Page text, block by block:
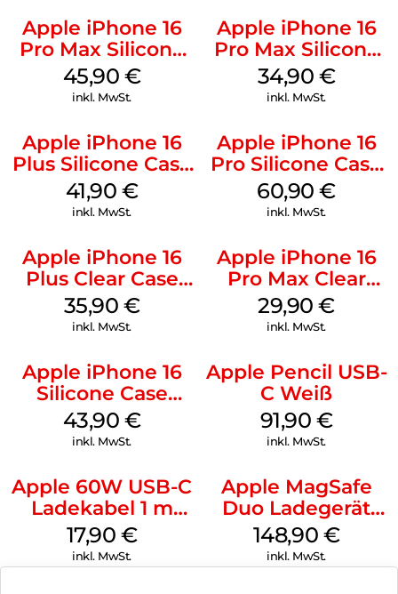
Apple iPhone 16
Pro Max Silicone
Case MagSafe
Ultramarine
45,90 €
inkl. MwSt.
Apple iPhone 16
Pro Max Silicone
Case MagSafe
Denim
34,90 €
inkl. MwSt.
Apple iPhone 16
Plus Silicone Case
MagSafe Stone
Gray
41,90 €
inkl. MwSt.
Apple iPhone 16
Pro Silicone Case
MagSafe Stone
Gray
60,90€
inkl. MwSt.
Apple iPhone 16
Plus Clear Case
MagSafe
Transparent
35,90 €
inkl. MwSt.
Apple iPhone 16
Pro Max Clear
Case MagSafe
Transparent
29,90€
inkl. MwSt.
Apple iPhone 16
Silicone Case
MagSafe Plum
43,90 €
inkl. MwSt.
Apple Pencil USB-
C Weiß
91,90 €
inkl. MwSt.
Apple 60W USB-C
Ladekabel 1 m
Weiß
17,90 €
inkl. MwSt.
Apple MagSafe
Duo Ladegerät
Weiß
148,90 €
inkl. MwSt.